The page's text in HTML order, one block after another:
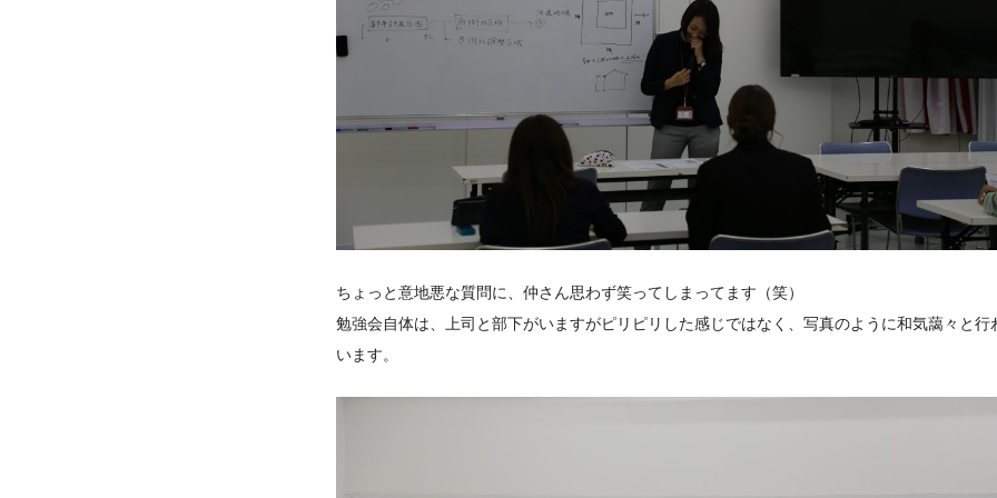
ちょっと意地悪な質問に、仲さん思わず笑ってしまってます（笑）
勉強会自体は、上司と部下がいますがピリピリした感じではなく、写真のように和気藹々と行
います。